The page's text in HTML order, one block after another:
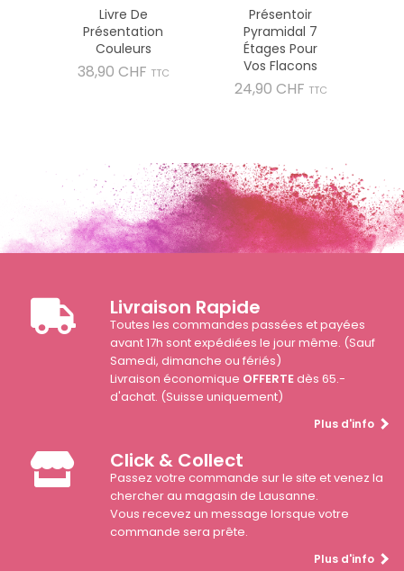
Livre De
Présentation
Couleurs
38,90 CHF Prix
TTC
Présentoir
Pyramidal 7
Étages Pour
Vos Flacons
24,90 CHF Prix
TTC
Livraison Rapide
Toutes les commandes passées et payées
avant 17h sont expédiées le jour même. (Sauf
Samedi, dimanche ou fériés)
Livraison économique OFFERTEdès 65.-
d'achat. (Suisse uniquement)
Plus d'info
Click & Collect
Passez votre commande sur le site et venez la
chercher au magasin de Lausanne.
Vous recevez un message lorsque votre
commande sera prête.
Plus d'info